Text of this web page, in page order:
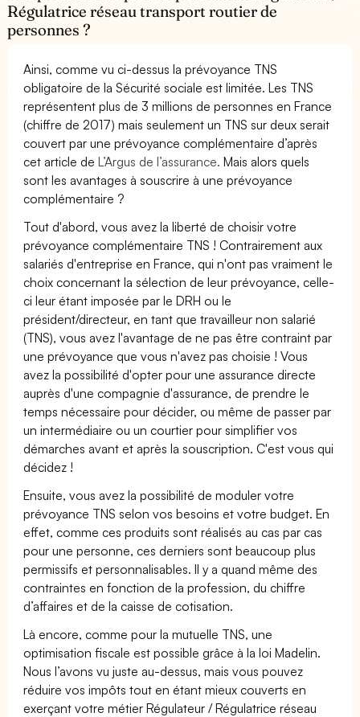
Régulatrice réseau transport routier de
personnes ?
Ainsi, comme vu ci-dessus la prévoyance TNS
obligatoire de la Sécurité sociale est limitée. Les TNS
représentent plus de 3 millions de personnes en France
(chiffre de 2017) mais seulement un TNS sur deux serait
couvert par une prévoyance complémentaire d’après
cet article deL’Argus de l’assurance. Mais alors quels
sont les avantages à souscrire à une prévoyance
complémentaire ?
Tout d'abord, vous avez la liberté de choisir votre
prévoyance complémentaire TNS ! Contrairement aux
salariés d'entreprise en France, qui n'ont pas vraiment le
choix concernant la sélection de leur prévoyance, celle-
ci leur étant imposée par le DRH ou le
président/directeur, en tant que travailleur non salarié
(TNS), vous avez l'avantage de ne pas être contraint par
une prévoyance que vous n'avez pas choisie ! Vous
avez la possibilité d'opter pour une assurance directe
auprès d'une compagnie d'assurance, de prendre le
temps nécessaire pour décider, ou même de passer par
un intermédiaire ou un courtier pour simplifier vos
démarches avant et après la souscription. C'est vous qui
décidez !
Ensuite, vous avez la possibilité de moduler votre
prévoyance TNS selon vos besoins et votre budget. En
effet, comme ces produits sont réalisés au cas par cas
pour une personne, ces derniers sont beaucoup plus
permissifs et personnalisables. Il y a quand même des
contraintes en fonction de la profession, du chiffre
d’affaires et de la caisse de cotisation.
Là encore, comme pour la mutuelle TNS, une
optimisation fiscale est possible grâce à la loi Madelin.
Nous l’avons vu juste au-dessus, mais vous pouvez
réduire vos impôts tout en étant mieux couverts en
exerçant votre métier Régulateur / Régulatrice réseau